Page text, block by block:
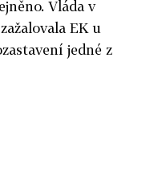
Vláda v
EK u
jedné z